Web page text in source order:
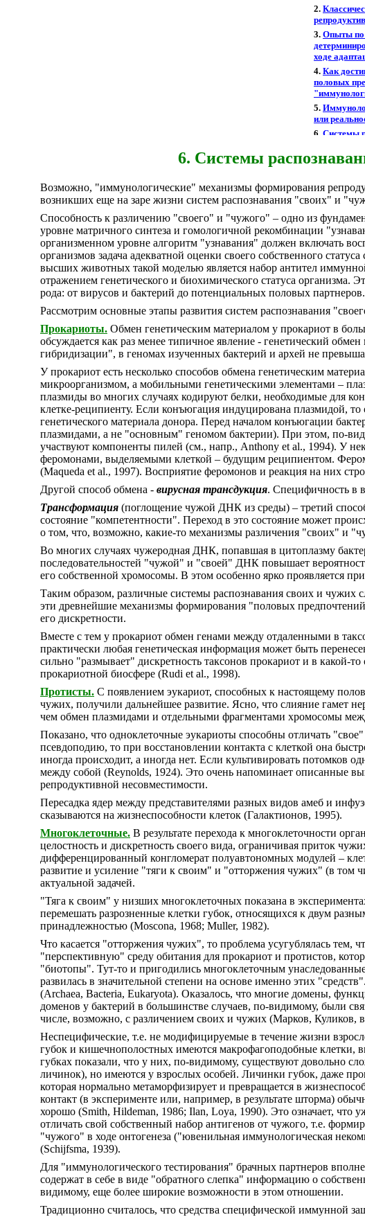
6. Системы
Возможно, "иммунологические" механизмы формирования
возникших еще на заре жизни систем распознавания "своих" и
Способность к различению "своего" и "чужого" – одно из
уровне матричного синтеза и гомологичной рекомбинации
организменном уровне алгоритм "узнавания" должен включать
организмов задача адекватной оценки своего собственного
высших животных такой моделью является набор антител
отражением генетического и биохимического статуса
рода: от вирусов и бактерий до потенциальных половых партнеров.
Рассмотрим основные этапы развития систем распознавания
Прокариоты. Обмен генетическим материалом у прокариот в
обсуждается как раз менее типичное явление - генетический
гибридизации", в геномах изученных бактерий и архей не
У прокариот есть несколько способов обмена генетическим
микроорганизмом, а мобильными генетическими элементами –
плазмиды во многих случаях кодируют белки, необходимые для
клетке-реципиенту. Если конъюгация индуцирована плазмидой,
генетического материала донора. Перед началом конъюгации
плазмидами, а не "основным" геномом бактерии). При этом, по-
участвуют компоненты пилей (см., напр., Anthony et al., 1994). У
феромонами, выделяемыми клеткой – будущим реципиентом.
(Maqueda et al., 1997). Восприятие феромонов и реакция на них
Другой способ обмена - вирусная трансдукция. Специфичность в
Трансформация (поглощение чужой ДНК из среды) – третий
состояние "компетентности". Переход в это состояние может
о том, что, возможно, какие-то механизмы различения "своих" и
Во многих случаях чужеродная ДНК, попавшая в цитоплазму
последовательностей "чужой" и "своей" ДНК повышает
его собственной хромосомы. В этом особенно ярко проявляется
Таким образом, различные системы распознавания своих и чужих
эти древнейшие механизмы формирования "половых
его дискретности.
Вместе с тем у прокариот обмен генами между отдаленными в
практически любая генетическая информация может быть
сильно "размывает" дискретность таксонов прокариот и в
прокариотной биосфере (Rudi et al., 1998).
Протисты. С появлением эукариот, способных к настоящему
чужих, получили дальнейшее развитие. Ясно, что слияние гамет
чем обмен плазмидами и отдельными фрагментами хромосомы
Показано, что одноклеточные эукариоты способны отличать
псевдоподию, то при восстановлении контакта с клеткой она
иногда происходит, а иногда нет. Если культивировать потомков
между собой (Reynolds, 1924). Это очень напоминает описанные
репродуктивной несовместимости.
Пересадка ядер между представителями разных видов амеб и
сказываются на жизнеспособности клеток (Галактионов, 1995).
Многоклеточные. В результате перехода к многоклеточности
целостность и дискретность своего вида, ограничивая приток
дифференцированный конгломерат полуавтономных модулей –
развитие и усиление "тяги к своим" и "отторжения чужих" (в том
актуальной задачей.
"Тяга к своим" у низших многоклеточных показана в
перемешать разрозненные клетки губок, относящихся к двум
принадлежностью (Moscona, 1968; Muller, 1982).
Что касается "отторжения чужих", то проблема усугублялась
"перспективную" среду обитания для прокариот и протистов,
"биотопы". Тут-то и пригодились многоклеточным
развилась в значительной степени на основе именно этих
(Archaea, Bacteria, Eukaryota). Оказалось, что многие домены,
доменов у бактерий в большинстве случаев, по-видимому, были
числе, возможно, с различением своих и чужих (Марков, Куликов,
Неспецифические, т.е. не модифицируемые в течение жизни
губок и кишечнополостных имеются макрофагоподобные
губках показали, что у них, по-видимому, существуют довольно
личинок), но имеются у взрослых особей. Личинки губок, даже
которая нормально метаморфизирует и превращается в
контакт (в эксперименте или, например, в результате шторма)
хорошо (Smith, Hildeman, 1986; Ilan, Loya, 1990). Это означает, что
отличать свой собственный набор антигенов от чужого, т.е.
"чужого" в ходе онтогенеза ("ювенильная иммунологическая
(Schijfsma, 1939).
Для "иммунологического тестирования" брачных партнеров
содержат в себе в виде "обратного слепка" информацию о
видимому, еще более широкие возможности в этом отношении.
Традиционно считалось, что средства специфической иммунной